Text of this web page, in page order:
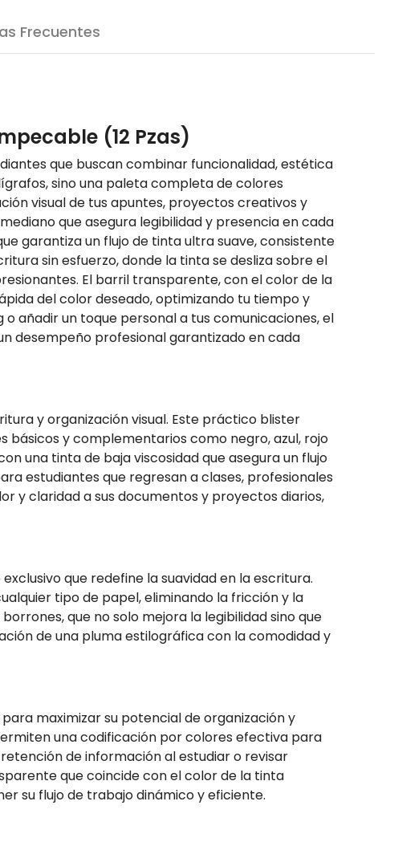
Frecuentes
(12 Pzas)
que buscan combinar funcionalidad, estética
sino una paleta completa de colores
visual de tus apuntes, proyectos creativos y
que asegura legibilidad y presencia en cada
garantiza un flujo de tinta ultra suave, consistente
sin esfuerzo, donde la tinta se desliza sobre el
El barril transparente, con el color de la
del color deseado, optimizando tu tiempo y
añadir un toque personal a tus comunicaciones, el
desempeño profesional garantizado en cada
y organización visual. Este práctico blister
básicos y complementarios como negro, azul, rojo
una tinta de baja viscosidad que asegura un flujo
estudiantes que regresan a clases, profesionales
y claridad a sus documentos y proyectos diarios,
que redefine la suavidad en la escritura.
tipo de papel, eliminando la fricción y la
que no solo mejora la legibilidad sino que
de una pluma estilográfica con la comodidad y
maximizar su potencial de organización y
una codificación por colores efectiva para
de información al estudiar o revisar
que coincide con el color de la tinta
su flujo de trabajo dinámico y eficiente.